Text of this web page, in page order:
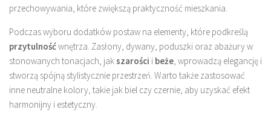
przechowywania, które zwiększą praktyczność mieszkania.
Podczas wyboru dodatków postaw na elementy, które podkreślą
przytulnośćwnętrza. Zasłony, dywany, poduszki oraz abażury w
stonowanych tonacjach, jak szarości i beże , wprowadzą elegancję i
stworzą spójną stylistycznie przestrzeń. Warto także zastosować
inne neutralne kolory, takie jak biel czy czernie, aby uzyskać efekt
harmonijny i estetyczny.